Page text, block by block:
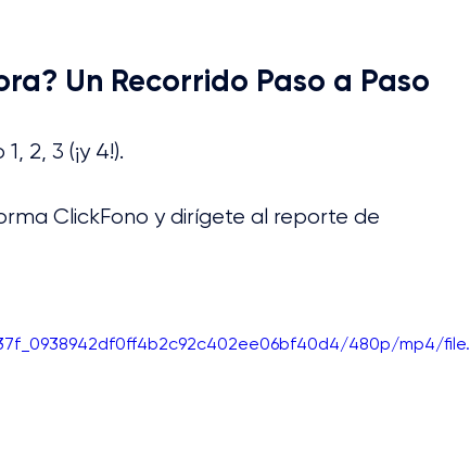
Un Recorrido Paso a Paso
2, 3 (¡y 4!).
ClickFono y dirígete al reporte de
480p/mp4/file.